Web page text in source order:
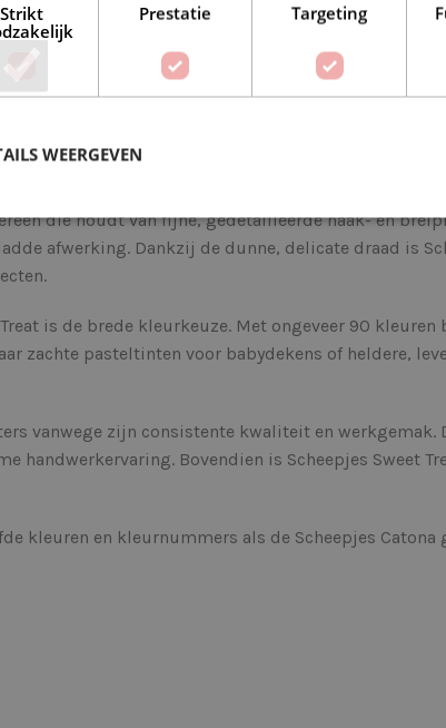
BESCHRIJVINGEXTRA INFORMATIE
Ginger Gold
die houdt van fijne, gedetailleerde haak- en
afwerking. Dankzij de dunne, delicate draad is
is de brede kleurkeuze. Met ongeveer 90
zachte pasteltinten voor babydekens of heldere,
vanwege zijn consistente kwaliteit en
handwerkervaring. Bovendien is Scheepjes Sweet
kleuren en kleurnummers als de Scheepjes
Strikt
Prestatie Targeting
WEERGEVEN